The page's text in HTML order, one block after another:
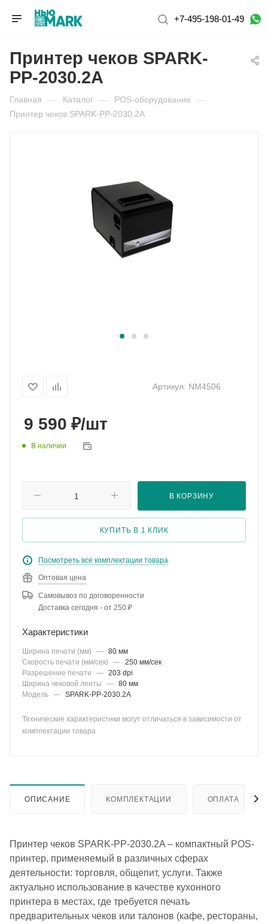
+7-495-198-01-49
Принтер чеков SPARK-
PP-2030.2A
Главная — Каталог — POS-оборудование —
Принтер чеков SPARK-PP-2030.2A
Артикул: NM4506
9 590 ₽/шт
В наличии
В КОРЗИНУ
КУПИТЬ В 1 КЛИК
Посмотреть все комплектации товара
Оптовая цена
Самовывоз по договоренности
Доставка сегодня - от 250 ₽
Характеристики
Ширина печати (мм) — 80 мм
Скорость печати (мм/сек)
— 250 мм/cек
Разрешение печати
— 203 dpi
Ширина чековой ленты
— 80 мм
Модель — SPARK-PP-2030.2A
Технические характеристики могут отличаться в зависимости от
комплектации товара
ОПИСАНИЕ КОМПЛЕКТАЦИИ ОПЛАТА
Принтер чеков SPARK-PP-2030.2A – компактный POS-
принтер, применяемый в различных сферах
деятельности: торговля, общепит, услуги. Также
актуально использование в качестве кухонного
принтера в местах, где требуется печать
предварительных чеков или талонов (кафе, рестораны,